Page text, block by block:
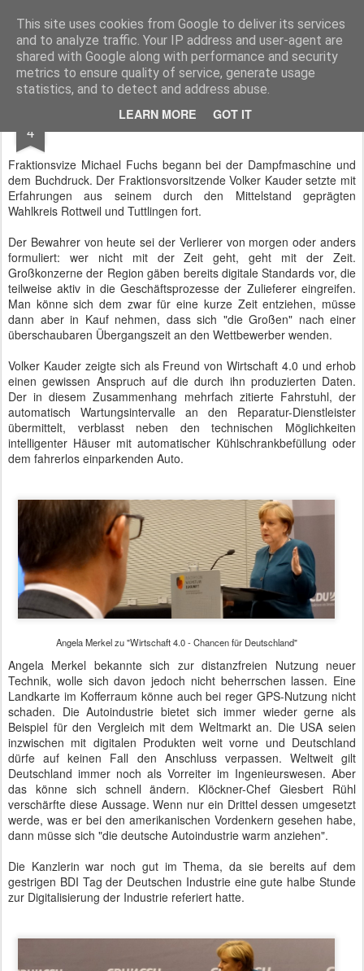
This site uses cookies from Google to deliver its services
and to analyze traffic. Your IP address and user-agent are
shared with Google along with performance and security
metrics to ensure quality of service, generate usage
statistics, and to detect and address abuse.
LEARN MORE GOT IT
BTB concept Media GmbH Presseberichte zu Bundespolitik, Diplomatie, Sicherheitspolitik, Wirtschaft, Fahrzeugtechnik und IT - Pressedienst, Fachartikel, Bildredaktion, O-Ton-Videos
4 Wirtschaft 4.0 bei der CDU/CSU-Fraktion
Fraktionsvize Michael Fuchs begann bei der Dampfmaschine und
dem Buchdruck. Der Fraktionsvorsitzende Volker Kauder setzte mit
Erfahrungen aus seinem durch den Mittelstand geprägten
Wahlkreis Rottweil und Tuttlingen fort.
Der Bewahrer von heute sei der Verlierer von morgen oder anders
formuliert: wer nicht mit der Zeit geht, geht mit der Zeit.
Großkonzerne der Region gäben bereits digitale Standards vor, die
teilweise aktiv in die Geschäftsprozesse der Zulieferer eingreifen.
Man könne sich dem zwar für eine kurze Zeit entziehen, müsse
dann aber in Kauf nehmen, dass sich "die Großen" nach einer
überschaubaren Übergangszeit an den Wettbewerber wenden.
Volker Kauder zeigte sich als Freund von Wirtschaft 4.0 und erhob
einen gewissen Anspruch auf die durch ihn produzierten Daten.
Der in diesem Zusammenhang mehrfach zitierte Fahrstuhl, der
automatisch Wartungsintervalle an den Reparatur-Dienstleister
übermittelt, verblasst neben den technischen Möglichkeiten
intelligenter Häuser mit automatischer Kühlschrankbefüllung oder
dem fahrerlos einparkenden Auto.
Angela Merkel zu "Wirtschaft 4.0 - Chancen für Deutschland"
Angela Merkel bekannte sich zur distanzfreien Nutzung neuer
Technik, wolle sich davon jedoch nicht beherrschen lassen. Eine
Landkarte im Kofferraum könne auch bei reger GPS-Nutzung nicht
schaden. Die Autoindustrie bietet sich immer wieder gerne als
Beispiel für den Vergleich mit dem Weltmarkt an. Die USA seien
inzwischen mit digitalen Produkten weit vorne und Deutschland
dürfe auf keinen Fall den Anschluss verpassen. Weltweit gilt
Deutschland immer noch als Vorreiter im Ingenieurswesen. Aber
das könne sich schnell ändern. Klöckner-Chef Giesbert Rühl
verschärfte diese Aussage. Wenn nur ein Drittel dessen umgesetzt
werde, was er bei den amerikanischen Vordenkern gesehen habe,
dann müsse sich "die deutsche Autoindustrie warm anziehen".
Die Kanzlerin war noch gut im Thema, da sie bereits auf dem
gestrigen BDI Tag der Deutschen Industrie eine gute halbe Stunde
zur Digitalisierung der Industrie referiert hatte.